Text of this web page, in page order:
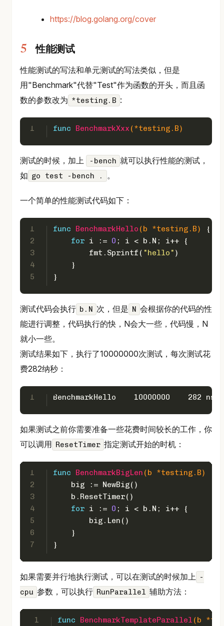
https://blog.golang.org/cover
性能测试
性能测试的写法和单元测试的写法类似，但是
用"Benchmark"代替"Test"作为函数的开头，而且函
数的参数改为 *testing.B :
1 func BenchmarkXxx (*testing.B)
测试的时候，加上 -bench 就可以执行性能的测试，
如 go test -bench . 。
一个简单的性能测试代码如下：
1
2
3
4
5
func BenchmarkHello (b *testing.B)
{
for i := 0 ; i < b.N; i++ {
        fmt.Sprintf(
"hello" )
    }
}
测试代码会执行 b.N 次，但是 N 会根据你的代码的性
能进行调整，代码执行的快，N会大一些，代码慢，N
就小一些。
测试结果如下，执行了10000000次测试，每次测试花
费282纳秒：
1 BenchmarkHello    10000000    282 ns/
如果测试之前你需要准备一些花费时间较长的工作，你
可以调用 ResetTimer 指定测试开始的时机：
1
2
3
4
5
6
7
func BenchmarkBigLen (b *testing.B)
    big := NewBig()
    b.ResetTimer()
for i := 0 ; i < b.N; i++ {
        big.Len()
    }
}
如果需要并行地执行测试，可以在测试的时候加上 -
cpu 参数，可以执行 RunParallel 辅助方法：
1
func BenchmarkTemplateParallel(b